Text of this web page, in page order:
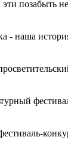
позабыть
- наша